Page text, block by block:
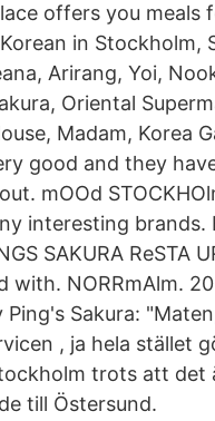
offers you meals
in Stockholm,
Arirang, Yoi,
Oriental
Madam, Korea
good and they
mOOd
interesting brands.
SAKURA ReSTA
with. NORRmAlm. 20
Ping's Sakura:
, ja hela stället
trots att det
till Östersund.